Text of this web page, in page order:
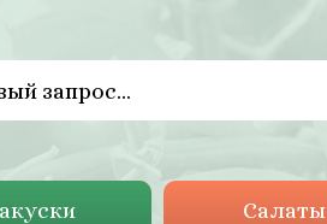
Салаты